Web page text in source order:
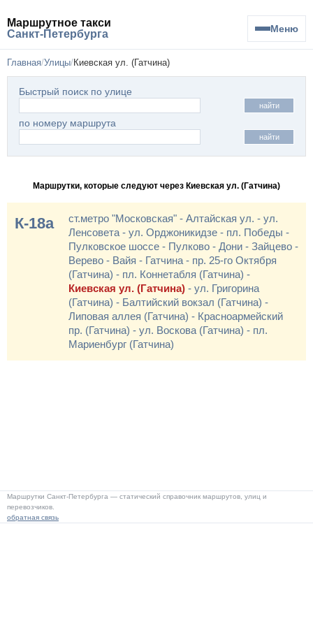
Маршрутное такси
Санкт-Петербурга
Меню
Главная Улицы Киевская ул. (Гатчина)
Быстрый поиск по улице
найти
по номеру маршрута
найти
Маршрутки, которые следуют через Киевская ул. (Гатчина)
К-18а
ст.метро "Московская" - Алтайская ул. - ул.
Ленсовета - ул. Орджоникидзе - пл. Победы -
Пулковское шоссе - Пулково - Дони - Зайцево -
Верево - Вайя - Гатчина - пр. 25-го Октября
(Гатчина) - пл. Коннетабля (Гатчина) -
Киевская ул. (Гатчина) - ул. Григорина
(Гатчина) - Балтийский вокзал (Гатчина) -
Липовая аллея (Гатчина) - Красноармейский
пр. (Гатчина) - ул. Воскова (Гатчина) - пл.
Мариенбург (Гатчина)
Маршрутки Санкт-Петербурга — статический справочник маршрутов, улиц и
перевозчиков.
обратная связь